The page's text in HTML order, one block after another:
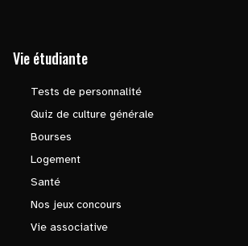
Vie étudiante
Tests de personnalité
Quiz de culture générale
Bourses
Logement
Santé
Nos jeux concours
Vie associative